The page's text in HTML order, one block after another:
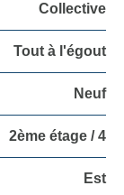
Collective
Tout à l'égout
Neuf
2ème étage / 4
Est